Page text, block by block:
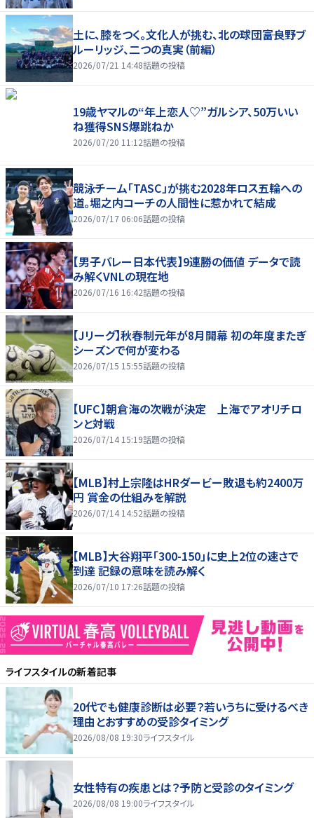
土に、膝をつく。文化人が挑む、北の球団――富良野ブ
ルーリッジ、二つの真実（前編）
2026/07/21 14:48話題の投稿
19歳ヤマルの“年上恋人♡”ガルシア、50万いい
ね獲得SNS爆跳ねか
2026/07/20 11:12話題の投稿
競泳チーム「TASC」が挑む2028年ロス五輪への
道。堀之内コーチの人間性に惹かれて結成
2026/07/17 06:06話題の投稿
【男子バレー日本代表】9連勝の価値 データで読
み解くVNLの現在地
2026/07/16 16:42話題の投稿
【Jリーグ】秋春制元年が8月開幕 初の年度またぎ
シーズンで何が変わる
2026/07/15 15:55話題の投稿
【UFC】朝倉海の次戦が決定 上海でアオリチロ
ンと対戦
2026/07/14 15:19話題の投稿
【MLB】村上宗隆はHRダービー敗退も約2400万
円 賞金の仕組みを解説
2026/07/14 14:52話題の投稿
【MLB】大谷翔平「300-150」に史上2位の速さで
到達 記録の意味を読み解く
2026/07/10 17:26話題の投稿
ライフスタイルの新着記事
20代でも健康診断は必要？若いうちに受けるべき
理由とおすすめの受診タイミング
2026/08/08 19:30ライフスタイル
女性特有の疾患とは？予防と受診のタイミング
2026/08/08 19:00ライフスタイル